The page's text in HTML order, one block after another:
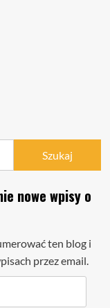
nowe wpisy o
ten blog i
przez email.